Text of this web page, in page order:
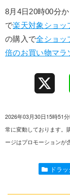
8月4日20時00分
で楽天対象ショッ
の購入で全ショッ
倍のお買い物マラ
2026年03月30日15時51
常に変動しております。
ージはプロモーションが
ドラ